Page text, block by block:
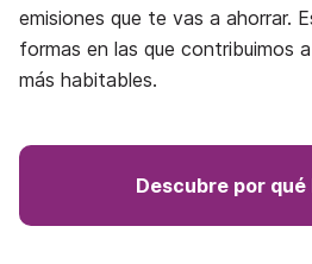
emisiones que te vas a ahorrar.
formas en las que contribuimos
más habitables.
Descubre por qué